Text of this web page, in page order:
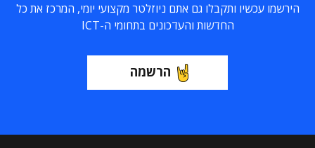
הירשמו עכשיו ותקבלו גם אתם ניוזלטר מקצועי יומי, המרכז את כל
החדשות והעדכונים בתחומי ה-ICT
הרשמה